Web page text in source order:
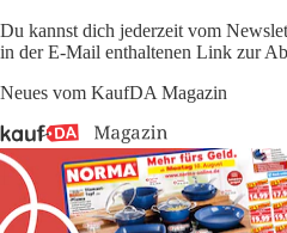
Du kannst dich jederzeit vom
in der E-Mail enthaltenen Link zur
Neues vom KaufDA Magazin